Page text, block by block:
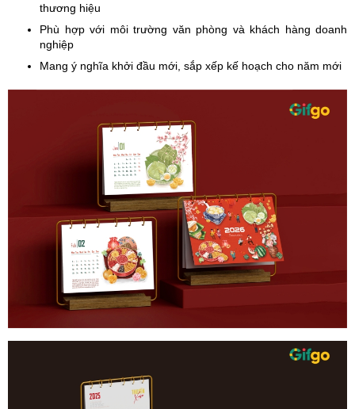
thương hiệu
Phù hợp với môi trường văn phòng và khách hàng doanh
nghiệp
Mang ý nghĩa khởi đầu mới, sắp xếp kế hoạch cho năm mới